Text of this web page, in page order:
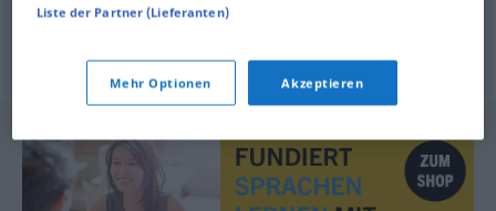
(preiswert) (Hauptform),kostengünstig
© OpenThesaurus.de
Liste der Partner (Lieferanten)
Mehr Optionen Akzeptieren